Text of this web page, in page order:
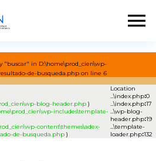
"buscar" in D:\home\prod_cien\wp-
de-busqueda.php on line 6
Location
...\index.php:0
blog-header.php ) ...\index.php:17
includes\template- ...\wp-blog-
header.php:19
content\themes\adex-
de-busqueda.php )
...\template-
loader.php:132